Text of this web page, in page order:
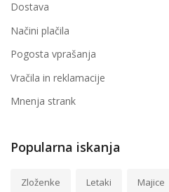
Dostava
Načini plačila
Pogosta vprašanja
Vračila in reklamacije
Mnenja strank
Popularna iskanja
Zloženke Letaki Majice